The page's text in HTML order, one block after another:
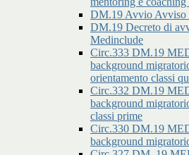
DM.19 Avvio Avviso
DM.19 Decreto di
Medinclude
Circ.333 DM.19
background
orientamento classi
Circ.332 DM.19
background
classi prime
Circ.330 DM.19
background